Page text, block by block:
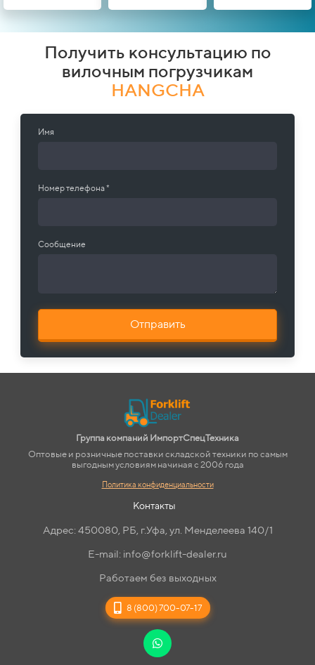
Получить консультацию по
вилочным погрузчикам
HANGCHA
Имя
Номер телефона *
Сообщение
Отправить
Группа компаний ИмпортСпецТехника
Оптовые и розничные поставки складской техники по самым
выгодным условиям начиная с 2006 года
Политика конфиденциальности
Контакты
Адрес: 450080, РБ, г.Уфа, ул. Менделеева 140/1
E-mail: info@forklift-dealer.ru
Работаем без выходных
8 (800) 700-07-17